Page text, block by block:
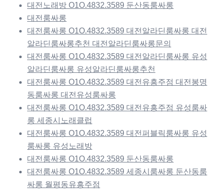
대전노래방 O1O.4832.3589 둔산동룸싸롱
대전룸싸롱
대전룸싸롱 O1O.4832.3589 대전알라딘룸싸롱 대전
알라딘룸싸롱추천 대전알라딘룸싸롱문의
대전룸싸롱 O1O.4832.3589 대전알라딘룸싸롱 유성
알라딘룸싸롱 유성알라딘룸싸롱추천
대전룸싸롱 O1O.4832.3589 대전유흥주점 대전봉명
동룸싸롱 대전유성룸싸롱
대전룸싸롱 O1O.4832.3589 대전유흥주점 유성룸싸
롱 세종시노래클럽
대전룸싸롱 O1O.4832.3589 대전퍼블릭룸싸롱 유성
룸싸롱 유성노래방
대전룸싸롱 O1O.4832.3589 둔산동룸싸롱
대전룸싸롱 O1O.4832.3589 세종시룸싸롱 둔산동룸
싸롱 월평동유흥주점